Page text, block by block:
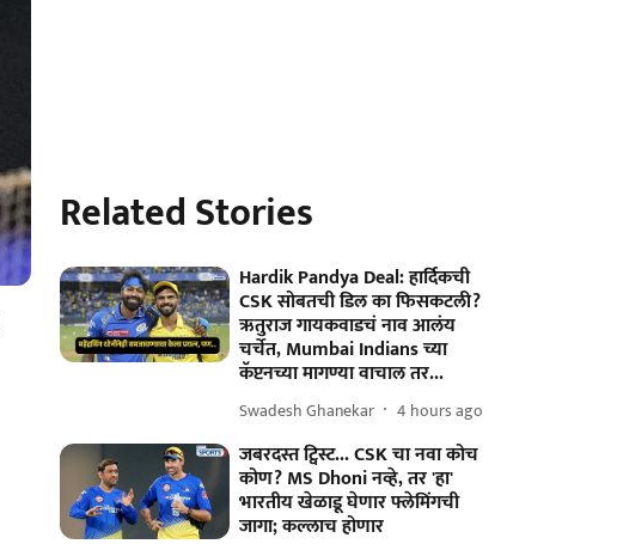
Related Stories
Hardik Pandya Deal: हार्दिकची
CSK सोबतची डिल का फिसकटली?
ऋतुराज गायकवाडचं नाव आलंय
चर्चेत, Mumbai Indians च्या
कॅप्टनच्या मागण्या वाचाल तर...
Swadesh Ghanekar 4 hours ago
जबरदस्त ट्विस्ट... CSK चा नवा कोच
कोण? MS Dhoni नव्हे, तर 'हा'
भारतीय खेळाडू घेणार फ्लेमिंगची
जागा; कल्लाच होणार